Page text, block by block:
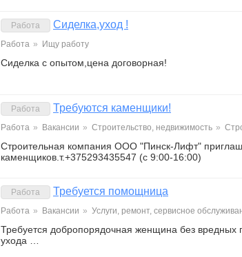
Работа Сиделка,уход !
Работа » Ищу работу
Сиделка с опытом,цена договорная!
Работа Требуются каменщики!
Работа » Вакансии » Строительство, недвижимость »
Строительная компания ООО "Пинск-Лифт"
каменщиков.т.+375293435547 (с 9:00-16:00)
Работа Требуется помощница
Работа » Вакансии » Услуги, ремонт, сервисное
Требуется добропорядочная женщина без вредных
ухода …